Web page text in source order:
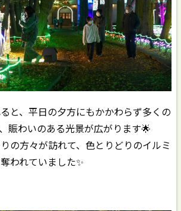
と、平日の夕方にもかかわらず多くの
賑わいのある光景が広がります🌟
の方々が訪れて、色とりどりのイルミ
われていました✨